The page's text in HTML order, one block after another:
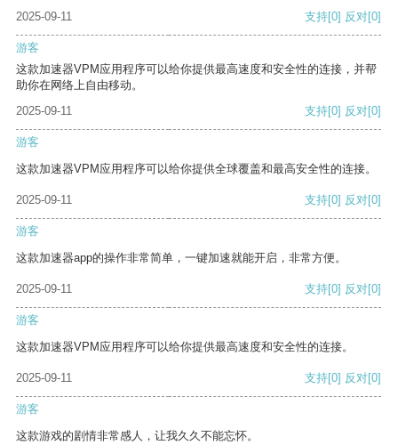
2025-09-11
支持[0] 反对[0]
游客
这款加速器VPM应用程序可以给你提供最高速度和安全性的连接，并帮
助你在网络上自由移动。
2025-09-11
支持[0] 反对[0]
游客
这款加速器VPM应用程序可以给你提供全球覆盖和最高安全性的连接。
2025-09-11 支持[0] 反对[0]
游客
这款加速器app的操作非常简单，一键加速就能开启，非常方便。
2025-09-11 支持[0] 反对[0]
游客
这款加速器VPM应用程序可以给你提供最高速度和安全性的连接。
2025-09-11 支持[0] 反对[0]
游客
这款游戏的剧情非常感人，让我久久不能忘怀。